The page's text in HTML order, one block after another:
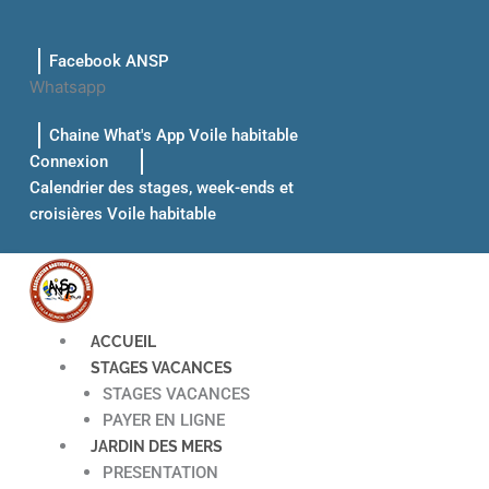
contenuFacebook ANSP
Whatsapp
Chaine What's App Voile habitable
Connexion
Calendrier des stages, week-ends et
croisières Voile habitable
ACCUEIL
STAGES VACANCES
STAGES VACANCES
PAYER EN LIGNE
JARDIN DES MERS
PRESENTATION